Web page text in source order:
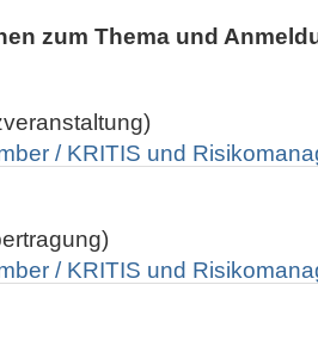
zum Thema und
/ KRITIS und
/ KRITIS und